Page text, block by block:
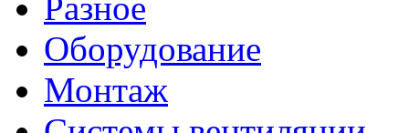
Оборудование
Монтаж